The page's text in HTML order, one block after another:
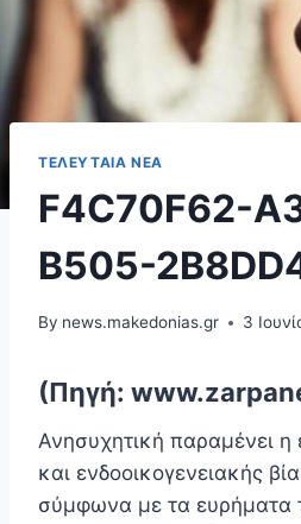
ΤΕΛΕΥΤΑΊΑ ΝΈΑ
F4C70F62-
B505-
By news.makedonias.gr 3
(Πηγή:
Ανησυχητική παραμένει η
και ενδοοικογενειακής
σύμφωνα με τα ευρήματα